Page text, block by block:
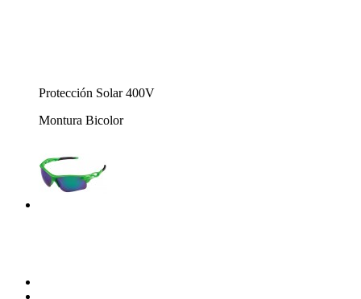
Protección Solar 400V
Montura Bicolor